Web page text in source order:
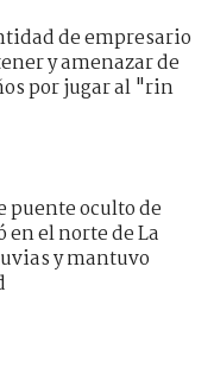
de empresario
y amenazar de
por jugar al "rin
puente oculto de
en el norte de La
y mantuvo